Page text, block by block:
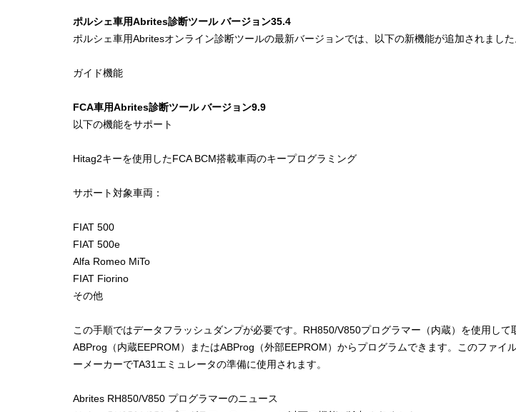
ポルシェ車用Abrites診断ツール バージョン35.4
ポルシェ車用Abritesオンライン診断ツールの最新バージョンでは、以下の新機能が追加されました
ガイド機能
FCA車用Abrites診断ツール バージョン9.9
以下の機能をサポート
Hitag2キーを使用したFCA BCM搭載車両のキープログラミング
サポート対象車両：
FIAT 500
FIAT 500e
Alfa Romeo MiTo
FIAT Fiorino
その他
この手順ではデータフラッシュダンプが必要です。RH850/V850プログラマー（内蔵）を使用して
ABProg（内蔵EEPROM）またはABProg（外部EEPROM）からプログラムできます。このファイ
ーメーカーでTA31エミュレータの準備に使用されます。
Abrites RH850/V850 プログラマーのニュース